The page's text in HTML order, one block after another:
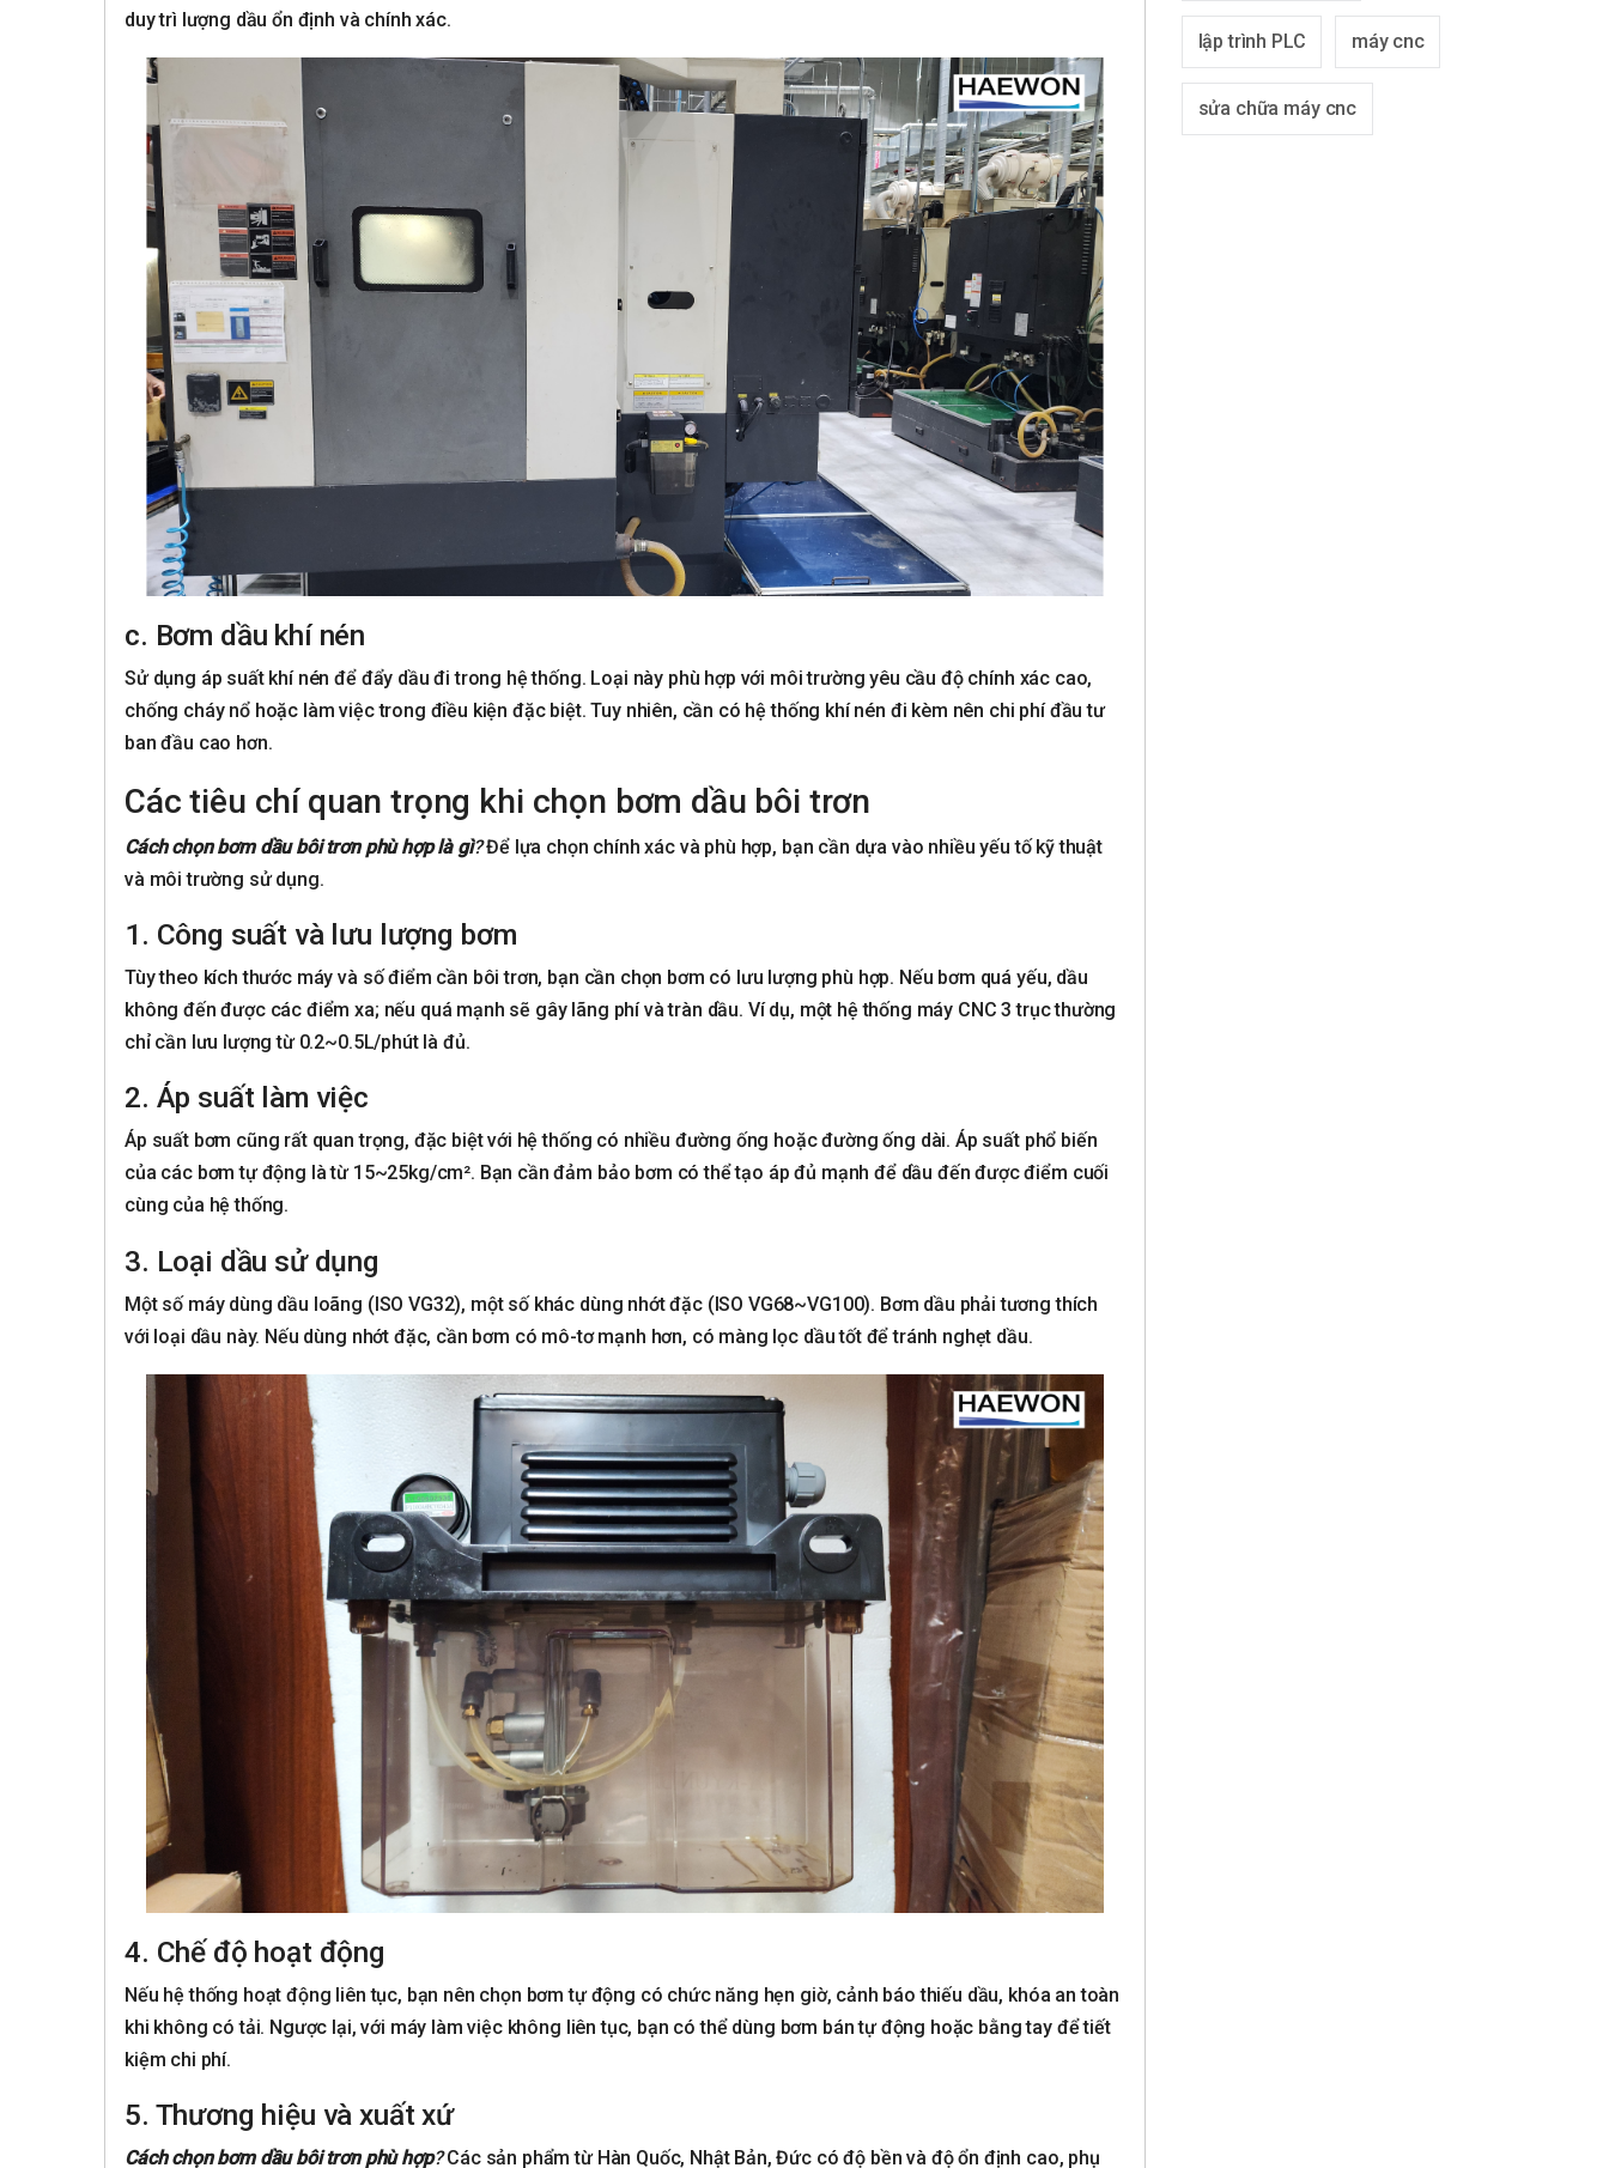
duy trì lượng dầu ổn định và chính xác.
c. Bơm dầu khí nén
Sử dụng áp suất khí nén để đẩy dầu đi trong hệ thống. Loại này phù hợp với môi trường yêu cầu độ chính xác cao,
chống cháy nổ hoặc làm việc trong điều kiện đặc biệt. Tuy nhiên, cần có hệ thống khí nén đi kèm nên chi phí đầu tư
ban đầu cao hơn.
Các tiêu chí quan trọng khi chọn bơm dầu bôi trơn
Cách chọn bơm dầu bôi trơn phù hợp là gì?Để lựa chọn chính xác và phù hợp, bạn cần dựa vào nhiều yếu tố kỹ thuật
và môi trường sử dụng.
1. Công suất và lưu lượng bơm
Tùy theo kích thước máy và số điểm cần bôi trơn, bạn cần chọn bơm có lưu lượng phù hợp. Nếu bơm quá yếu, dầu
không đến được các điểm xa; nếu quá mạnh sẽ gây lãng phí và tràn dầu. Ví dụ, một hệ thống máy CNC 3 trục thường
chỉ cần lưu lượng từ 0.2~0.5L/phút là đủ.
2. Áp suất làm việc
Áp suất bơm cũng rất quan trọng, đặc biệt với hệ thống có nhiều đường ống hoặc đường ống dài. Áp suất phổ biến
của các bơm tự động là từ 15~25kg/cm². Bạn cần đảm bảo bơm có thể tạo áp đủ mạnh để dầu đến được điểm cuối
cùng của hệ thống.
3. Loại dầu sử dụng
Một số máy dùng dầu loãng (ISO VG32), một số khác dùng nhớt đặc (ISO VG68~VG100). Bơm dầu phải tương thích
với loại dầu này. Nếu dùng nhớt đặc, cần bơm có mô-tơ mạnh hơn, có màng lọc dầu tốt để tránh nghẹt dầu.
4. Chế độ hoạt động
Nếu hệ thống hoạt động liên tục, bạn nên chọn bơm tự động có chức năng hẹn giờ, cảnh báo thiếu dầu, khóa an toàn
khi không có tải. Ngược lại, với máy làm việc không liên tục, bạn có thể dùng bơm bán tự động hoặc bằng tay để tiết
kiệm chi phí.
5. Thương hiệu và xuất xứ
Cách chọn bơm dầu bôi trơn phù hợp?Các sản phẩm từ Hàn Quốc, Nhật Bản, Đức có độ bền và độ ổn định cao, phụ
lập trình PLC máy cnc
sửa chữa máy cnc